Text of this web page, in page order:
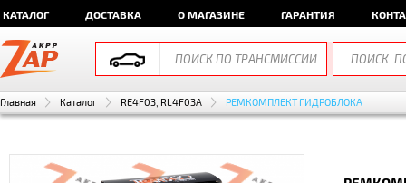
КАТАЛОГ ДОСТАВКА О МАГАЗИНЕ ГАРАНТИЯ
Главная Каталог RE4F03, RL4F03A РЕМКОМПЛЕКТ ГИДРОБЛОКА